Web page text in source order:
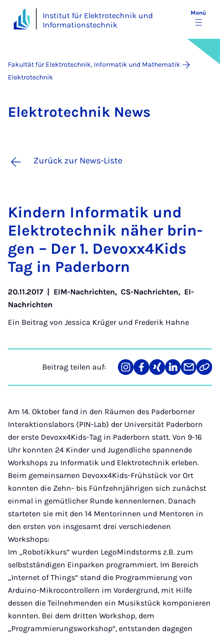
Institut für Elektrotechnik und
Informationstechnik
Menü
Fakultät für Elektrotechnik, Informatik und Mathematik
Elektrotechnik
Elek­tro­tech­nik News
Zurück zur News-Liste
Kin­dern In­for­ma­tik und
Elek­tro­tech­nik nä­her brin­
gen – Der 1. De­voxx4Kids
Tag in Pa­der­born
20.11.2017 | EIM-Nachrichten, CS-Nachrichten, EI-
Nachrichten
Ein Beitrag von Jessica Krüger und Frederik Hahne
Beitrag teilen auf:
Teilen
auf
Teilen
auf
Teilen
auf
Teilen
auf
Teilen
über
Link
Am 14. Oktober fand in den Räumen des Paderborner
Interaktionslabors (PIN-Lab) der Universität Paderborn
der erste Devoxx4Kids-Tag in Paderborn statt. Von 9-16
Uhr konnten 24 Kinder und Jugendliche spannende
Workshops zu Informatik und Elektrotechnik erleben.
Beim gemeinsamen Devoxx4Kids-Frühstück vor Ort
konnten die Zehn- bis Fünfzehnjährigen sich zunächst
einmal in gemütlicher Runde kennenlernen. Danach
starteten sie mit den 14 Mentorinnen und Mentoren in
den ersten von insgesamt drei verschiedenen
Workshops:
Im „Robotikkurs“ wurden LegoMindstorms z.B. zum
selbstständigen Einparken programmiert. Im Bereich
„Internet of Things“ stand die Programmierung von
Arduino-Mikrocontrollern im Vordergrund, mit Hilfe
dessen die Teilnehmenden ein Musikstück komponieren
konnten. Bei dem dritten Workshop, dem
„Programmierungsworkshop“, entstanden dagegen